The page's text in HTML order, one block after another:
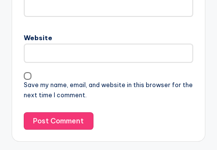
Website
Save my name, email, and website in this browser for the
next time I comment.